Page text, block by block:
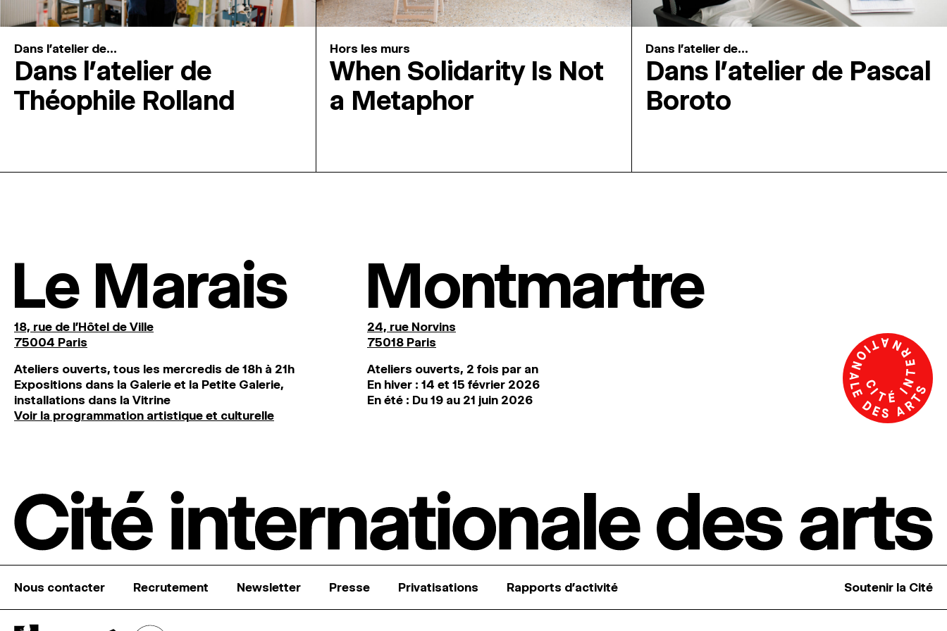
Dans l'atelier de...
Dans l’atelier de
Théophile Rolland
Hors les murs
When Solidarity Is Not
a Metaphor
Dans l'atelier de...
Dans l’atelier de Pascal
Boroto
Le Marais
18, rue de l'Hôtel de Ville
75004 Paris
Ateliers ouverts, tous les mercredis de 18h à 21h
Expositions dans la Galerie et la Petite Galerie,
installations dans la Vitrine
Voir la programmation artistique et culturelle
Montmartre
24, rue Norvins
75018 Paris
Ateliers ouverts, 2 fois par an
En hiver : 14 et 15 février 2026
En été : Du 19 au 21 juin 2026
Nous contacter Recrutement Newsletter Presse Privatisations Rapports d’activité Soutenir la Cité